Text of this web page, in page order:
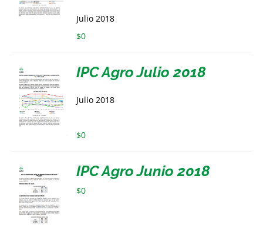
Julio 2018
$0
IPC Agro Julio 2018
Julio 2018
$0
IPC Agro Junio 2018
$0